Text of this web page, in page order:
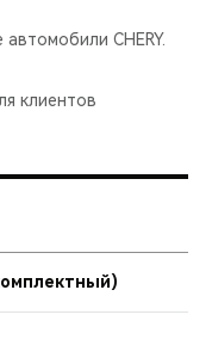
CHERY.
клиентов